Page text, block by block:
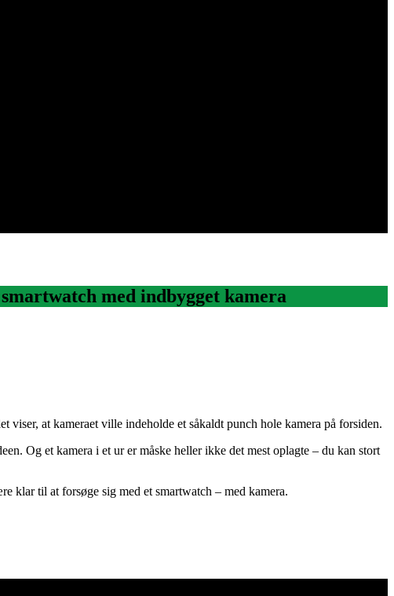
med indbygget kamera
viser, at kameraet ville indeholde et såkaldt punch hole kamera på forsiden.
Og et kamera i et ur er måske heller ikke det mest oplagte – du kan stort
klar til at forsøge sig med et smartwatch – med kamera.